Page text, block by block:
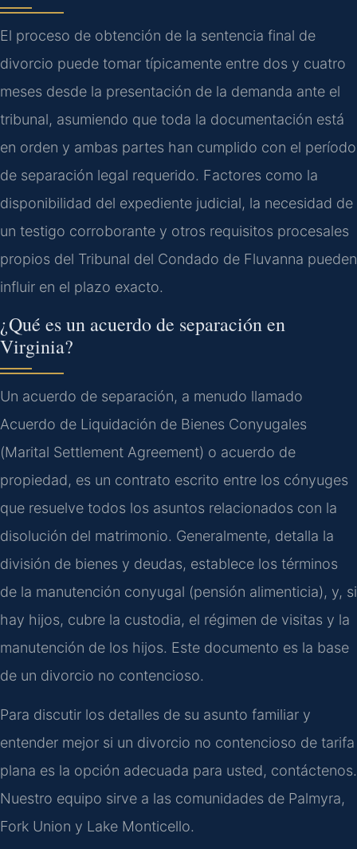
El proceso de obtención de la sentencia final de
divorcio puede tomar típicamente entre dos y cuatro
meses desde la presentación de la demanda ante el
tribunal, asumiendo que toda la documentación está
en orden y ambas partes han cumplido con el período
de separación legal requerido. Factores como la
disponibilidad del expediente judicial, la necesidad de
un testigo corroborante y otros requisitos procesales
propios del Tribunal del Condado de Fluvanna pueden
influir en el plazo exacto.
¿Qué es un acuerdo de separación en
Virginia?
Un acuerdo de separación, a menudo llamado
Acuerdo de Liquidación de Bienes Conyugales
(Marital Settlement Agreement) o acuerdo de
propiedad, es un contrato escrito entre los cónyuges
que resuelve todos los asuntos relacionados con la
disolución del matrimonio. Generalmente, detalla la
división de bienes y deudas, establece los términos
de la manutención conyugal (pensión alimenticia), y, si
hay hijos, cubre la custodia, el régimen de visitas y la
manutención de los hijos. Este documento es la base
de un divorcio no contencioso.
Para discutir los detalles de su asunto familiar y
entender mejor si un divorcio no contencioso de tarifa
plana es la opción adecuada para usted, contáctenos.
Nuestro equipo sirve a las comunidades de Palmyra,
Fork Union y Lake Monticello.